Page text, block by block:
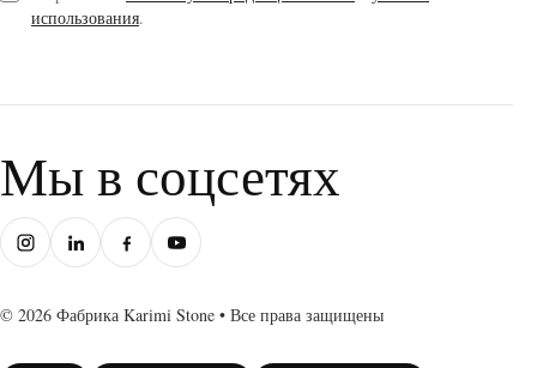
использования.
Мы в соцсетях
© 2026 Фабрика Karimi Stone • Все права защищены